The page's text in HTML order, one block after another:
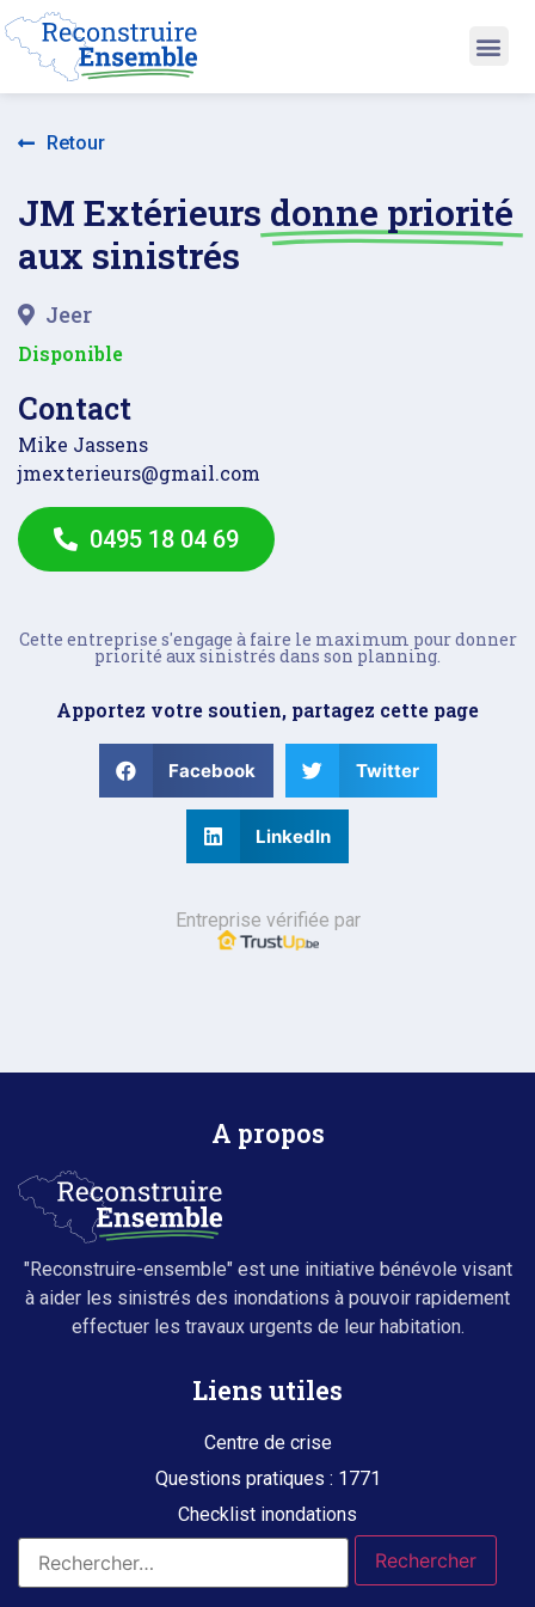
Retour
JM Extérieurs donne priorité
aux sinistrés
Jeer
Disponible
Contact
Mike Jassens
jmexterieurs@gmail.com
0495 18 04 69
Cette entreprise s'engage à faire le maximum pour donner
priorité aux sinistrés dans son planning.
Apportez votre soutien, partagez cette page
Facebook Twitter
LinkedIn
Entreprise vérifiée par
A propos
"Reconstruire-ensemble" est une initiative bénévole visant
à aider les sinistrés des inondations à pouvoir rapidement
effectuer les travaux urgents de leur habitation.
Liens utiles
Centre de crise
Questions pratiques : 1771
Checklist inondations